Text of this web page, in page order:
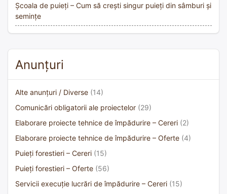
Școala de puieți – Cum să crești singur puieți din sâmburi și
semințe
Anunțuri
Alte anunțuri / Diverse (14)
Comunicări obligatorii ale proiectelor (29)
Elaborare proiecte tehnice de împădurire – Cereri (2)
Elaborare proiecte tehnice de împădurire – Oferte (4)
Puieți forestieri – Cereri (15)
Puieți forestieri – Oferte (56)
Servicii execuție lucrări de împădurire – Cereri (15)